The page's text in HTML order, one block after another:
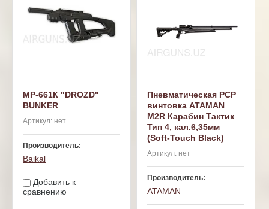
МР-661К "DROZD"
BUNKER
Артикул: нет
Производитель:
Baikal
Добавить к
сравнению
Пневматическая PCP
винтовка ATAMAN
M2R Карабин Тактик
Тип 4, кал.6,35мм
(Soft-Touch Black)
Артикул:нет
Производитель:
ATAMAN